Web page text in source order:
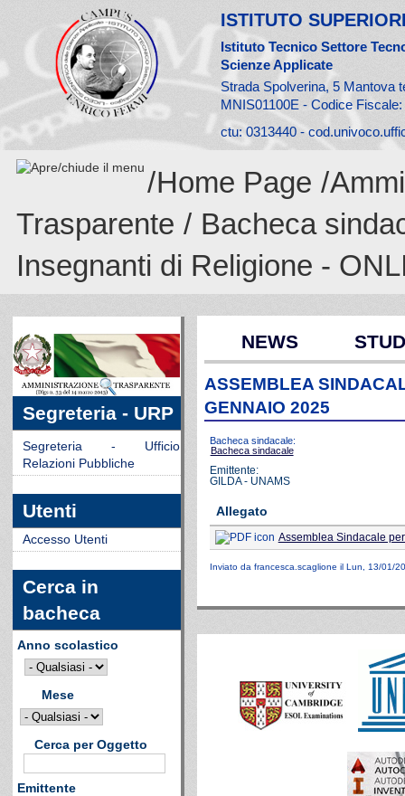
ISTITUTO
Istituto Tecnico Settore
Scienze Applicate
Strada Spolverina, 5 Mantova
MNIS01100E - Codice
ctu: 0313440 -
/Home Page /
Trasparente / Bacheca
Insegnanti di Religione -
Segreteria - URP
Segreteria - Ufficio
Relazioni Pubbliche
Utenti
Accesso Utenti
Cerca in
bacheca
Anno scolastico
Mese
Cerca per Oggetto
Emittente
NEWS
ASSEMBLEA
GENNAIO 2025
Bacheca sindacale:
Bacheca sindacale
Emittente:
GILDA - UNAMS
Allegato
Assemblea Sindacale
Inviato da francesca.scaglione il Lun, 13/01/